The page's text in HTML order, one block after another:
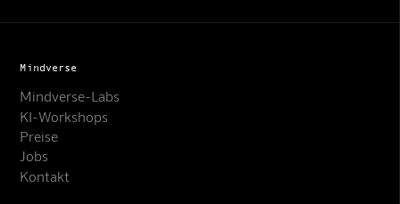
Mindverse
Mindverse-Labs
KI-Workshops
Preise
Jobs
Kontakt